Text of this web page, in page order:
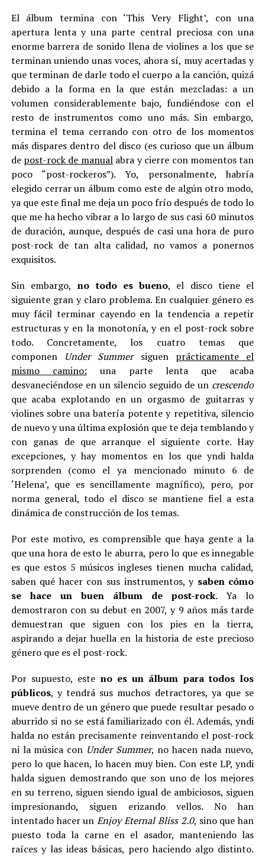
El álbum termina con ‘This Very Flight’, con una
apertura lenta y una parte central preciosa con una
enorme barrera de sonido llena de violines a los que se
terminan uniendo unas voces, ahora sí, muy acertadas y
que terminan de darle todo el cuerpo a la canción, quizá
debido a la forma en la que están mezcladas: a un
volumen considerablemente bajo, fundiéndose con el
resto de instrumentos como uno más. Sin embargo,
termina el tema cerrando con otro de los momentos
más dispares dentro del disco (es curioso que un álbum
de post-rock de manualabra y cierre con momentos tan
poco “post-rockeros”). Yo, personalmente, habría
elegido cerrar un álbum como este de algún otro modo,
ya que este final me deja un poco frío después de todo lo
que me ha hecho vibrar a lo largo de sus casi 60 minutos
de duración, aunque, después de casi una hora de puro
post-rock de tan alta calidad, no vamos a ponernos
exquisitos.
Sin embargo, no todo es bueno, el disco tiene el
siguiente gran y claro problema. En cualquier género es
muy fácil terminar cayendo en la tendencia a repetir
estructuras y en la monotonía, y en el post-rock sobre
todo. Concretamente, los cuatro temas que
componen Under Summersiguen prácticamente el
mismo camino: una parte lenta que acaba
desvaneciéndose en un silencio seguido de un crescendo
que acaba explotando en un orgasmo de guitarras y
violines sobre una batería potente y repetitiva, silencio
de nuevo y una última explosión que te deja temblando y
con ganas de que arranque el siguiente corte. Hay
excepciones, y hay momentos en los que yndi halda
sorprenden (como el ya mencionado minuto 6 de
‘Helena’, que es sencillamente magnífico), pero, por
norma general, todo el disco se mantiene fiel a esta
dinámica de construcción de los temas.
Por este motivo, es comprensible que haya gente a la
que una hora de esto le aburra, pero lo que es innegable
es que estos 5 músicos ingleses tienen mucha calidad,
saben qué hacer con sus instrumentos, y saben cómo
se hace un buen álbum de post-rock. Ya lo
demostraron con su debut en 2007, y 9 años más tarde
demuestran que siguen con los pies en la tierra,
aspirando a dejar huella en la historia de este precioso
género que es el post-rock.
Por supuesto, este no es un álbum para todos los
públicos, y tendrá sus muchos detractores, ya que se
mueve dentro de un género que puede resultar pesado o
aburrido si no se está familiarizado con él. Además, yndi
halda no están precisamente reinventando el post-rock
ni la música con Under Summer, no hacen nada nuevo,
pero lo que hacen, lo hacen muy bien. Con este LP, yndi
halda siguen demostrando que son uno de los mejores
en su terreno, siguen siendo igual de ambiciosos, siguen
impresionando, siguen erizando vellos. No han
intentado hacer unEnjoy Eternal Bliss 2.0, sino que han
puesto toda la carne en el asador, manteniendo las
raíces y las ideas básicas, pero haciendo algo distinto.